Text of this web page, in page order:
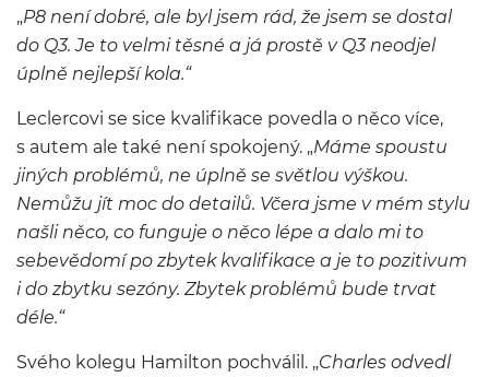
„P8 není dobré, ale byl jsem rád, že jsem se dostal
do Q3. Je to velmi těsné a já prostě v Q3 neodjel
úplně nejlepší kola.“
Leclercovi se sice kvalifikace povedla o něco více,
s autem ale také není spokojený. „Máme spoustu
jiných problémů, ne úplně se světlou výškou.
Nemůžu jít moc do detailů. Včera jsme v mém stylu
našli něco, co funguje o něco lépe a dalo mi to
sebevědomí po zbytek kvalifikace a je to pozitivum
i do zbytku sezóny. Zbytek problémů bude trvat
déle.“
Svého kolegu Hamilton pochválil. „Charles odvedl